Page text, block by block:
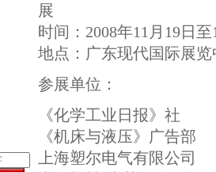
展
时间：2008年11月19日至
地点：广东现代国际展
参展单位：
《化学工业日报》社
《机床与液压》广告部
上海塑尔电气有限公司